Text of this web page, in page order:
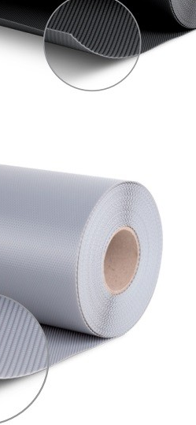
для хранения столовых
мор) органайзеры для посуды
модульная система
модульная система в